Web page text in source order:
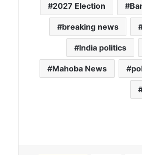
2027 Election
breaking news
India politics
Mahoba News